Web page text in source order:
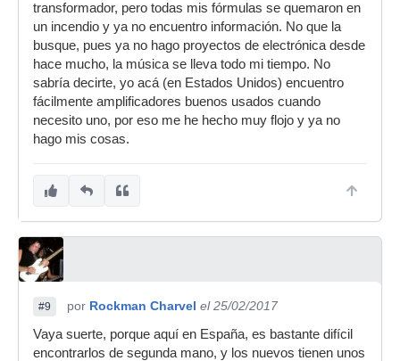
transformador, pero todas mis fórmulas se quemaron en
un incendio y ya no encuentro información. No que la
busque, pues ya no hago proyectos de electrónica desde
hace mucho, la música se lleva todo mi tiempo. No
sabría decirte, yo acá (en Estados Unidos) encuentro
fácilmente amplificadores buenos usados cuando
necesito uno, por eso me he hecho muy flojo y ya no
hago mis cosas.
#9 por Rockman Charvel el 25/02/2017
Vaya suerte, porque aquí en España, es bastante difícil
encontrarlos de segunda mano, y los nuevos tienen unos